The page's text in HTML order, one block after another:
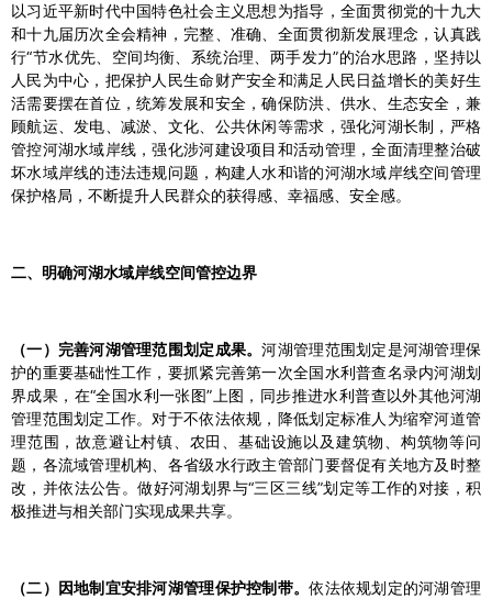
以习近平新时代中国特色社会主义思想为指导，全面贯彻党的十九大
和十九届历次全会精神，完整、准确、全面贯彻新发展理念，认真践
行“节水优先、空间均衡、系统治理、两手发力”的治水思路，坚持以
人民为中心，把保护人民生命财产安全和满足人民日益增长的美好生
活需要摆在首位，统筹发展和安全，确保防洪、供水、生态安全，兼
顾航运、发电、减淤、文化、公共休闲等需求，强化河湖长制，严格
管控河湖水域岸线，强化涉河建设项目和活动管理，全面清理整治破
坏水域岸线的违法违规问题，构建人水和谐的河湖水域岸线空间管理
保护格局，不断提升人民群众的获得感、幸福感、安全感。
二、明确河湖水域岸线空间管控边界
（一）完善河湖管理范围划定成果。河湖管理范围划定是河湖管理保
护的重要基础性工作，要抓紧完善第一次全国水利普查名录内河湖划
界成果，在“全国水利一张图”上图，同步推进水利普查以外其他河湖
管理范围划定工作。对于不依法依规，降低划定标准人为缩窄河道管
理范围，故意避让村镇、农田、基础设施以及建筑物、构筑物等问
题，各流域管理机构、各省级水行政主管部门要督促有关地方及时整
改，并依法公告。做好河湖划界与“三区三线”划定等工作的对接，积
极推进与相关部门实现成果共享。
（二）因地制宜安排河湖管理保护控制带。依法依规划定的河湖管理